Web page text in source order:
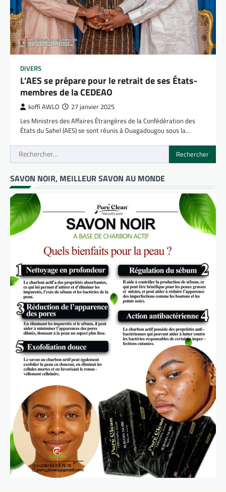
DIVERS
L’AES se prépare pour le retrait de ses États-
membres de la CEDEAO
koffi AWLO 27 janvier 2025
Les Ministres des Affaires Étrangères de la Confédération des
États du Sahel (AES) se sont réunis à Ouagadougou sous la…
Rechercher :
SAVON NOIR, MEILLEUR SAVON AU MONDE